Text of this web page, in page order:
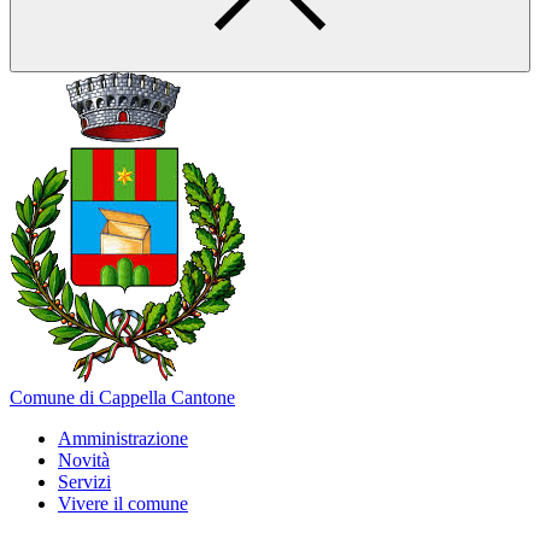
Comune di Cappella Cantone
Amministrazione
Novità
Servizi
Vivere il comune